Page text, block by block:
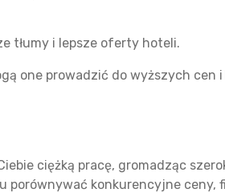
tłumy i lepsze oferty hoteli.
one prowadzić do wyższych cen
ciężką pracę, gromadząc
porównywać konkurencyjne ceny,